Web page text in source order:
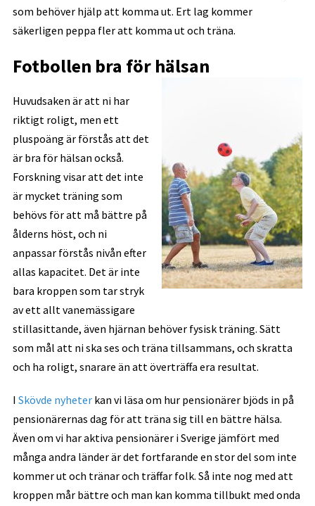
som behöver hjälp att komma ut. Ert lag kommer
säkerligen peppa fler att komma ut och träna.
Fotbollen bra för hälsan
Huvudsaken är att ni har
riktigt roligt, men ett
pluspoäng är förstås att det
är bra för hälsan också.
Forskning visar att det inte
är mycket träning som
behövs för att må bättre på
ålderns höst, och ni
anpassar förstås nivån efter
allas kapacitet. Det är inte
bara kroppen som tar stryk
av ett allt vanemässigare
stillasittande, även hjärnan behöver fysisk träning. Sätt
som mål att ni ska ses och träna tillsammans, och skratta
och ha roligt, snarare än att överträffa era resultat.
I Skövde nyheterkan vi läsa om hur pensionärer bjöds in på
pensionärernas dag för att träna sig till en bättre hälsa.
Även om vi har aktiva pensionärer i Sverige jämfört med
många andra länder är det fortfarande en stor del som inte
kommer ut och tränar och träffar folk. Så inte nog med att
kroppen mår bättre och man kan komma tillbukt med onda